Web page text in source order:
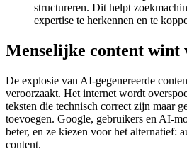
structureren. Dit helpt
expertise te herkennen en te
Menselijke content wint
De explosie van AI-gegenereerde
veroorzaakt. Het internet wordt
teksten die technisch correct zijn maar
toevoegen. Google, gebruikers en AI-
beter, en ze kiezen voor het alternatief:
content.